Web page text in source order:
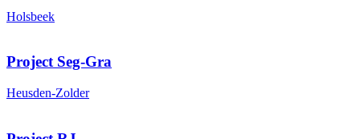
Holsbeek
Project Seg-Gra
Heusden-Zolder